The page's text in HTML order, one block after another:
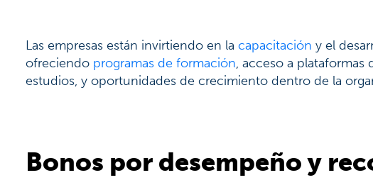
Las empresas están invirtiendo en la capacitación y el
ofreciendo programas de formación, acceso a plataformas
estudios, y oportunidades de crecimiento dentro de la
Bonos por desempeño y